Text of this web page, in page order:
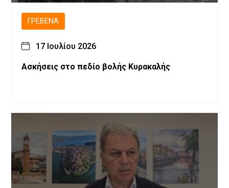
ΓΡΕΒΕΝΆ
17 Ιουλίου 2026
Ασκήσεις στο πεδίο βολής Κυρακαλής